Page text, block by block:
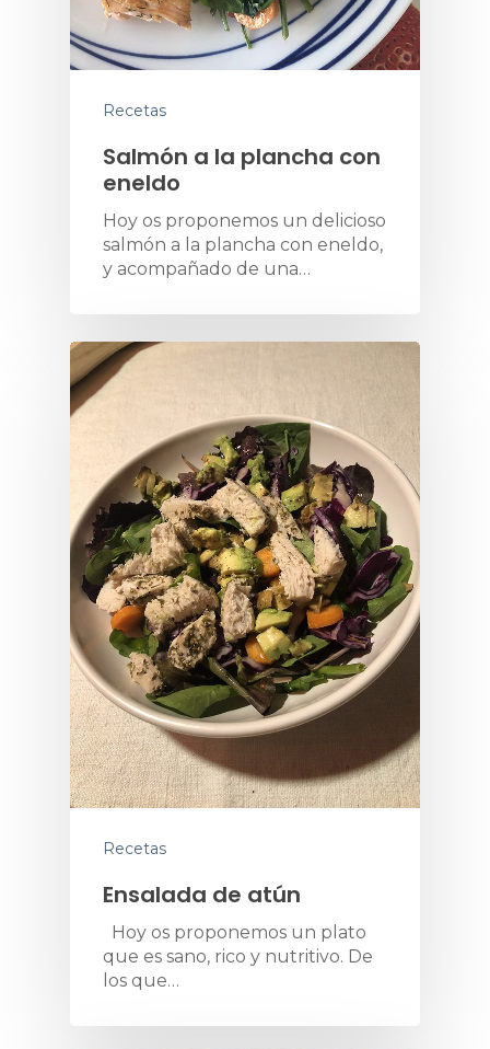
Recetas
Salmón a la plancha con
eneldo
Hoy os proponemos un delicioso
salmón a la plancha con eneldo,
y acompañado de una…
Recetas
Ensalada de atún
Hoy os proponemos un plato
que es sano, rico y nutritivo. De
los que…